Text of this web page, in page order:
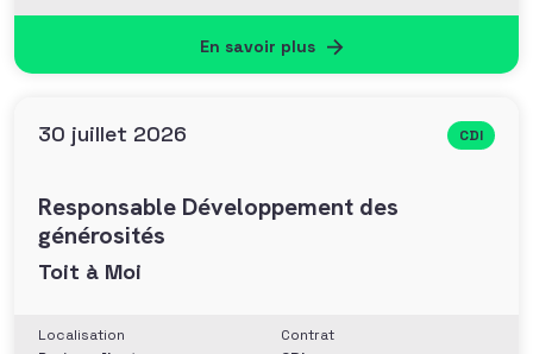
En savoir plus
30 juillet 2026 CDI
Responsable Développement des
générosités
Toit à Moi
Localisation
Contrat